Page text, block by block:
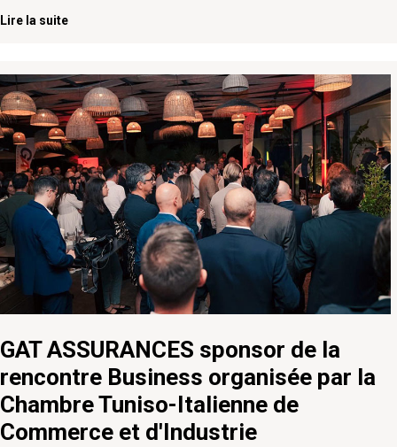
Lire la suite
GAT ASSURANCES sponsor de la
rencontre Business organisée par la
Chambre Tuniso-Italienne de
Commerce et d'Industrie